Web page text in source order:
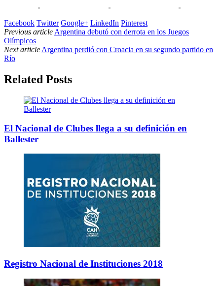
Facebook Twitter Google+ LinkedIn Pinterest
Previous article Argentina debutó con derrota en los Juegos
Olímpicos
Next article Argentina perdió con Croacia en su segundo partido en
Río
Related Posts
El Nacional de Clubes llega a su definición en
Ballester
Registro Nacional de Instituciones 2018